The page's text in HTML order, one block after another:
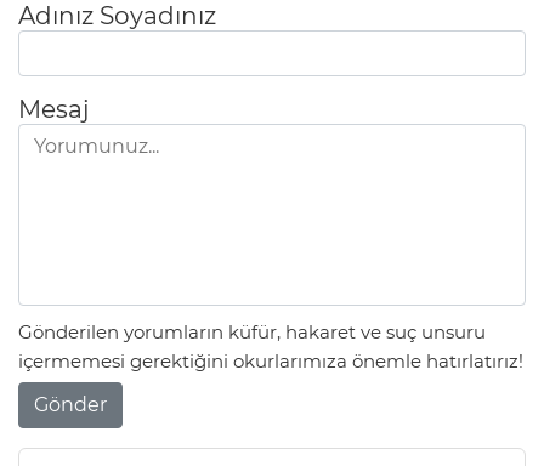
Adınız Soyadınız
Mesaj
Gönderilen yorumların küfür, hakaret ve suç unsuru
içermemesi gerektiğini okurlarımıza önemle hatırlatırız!
Gönder